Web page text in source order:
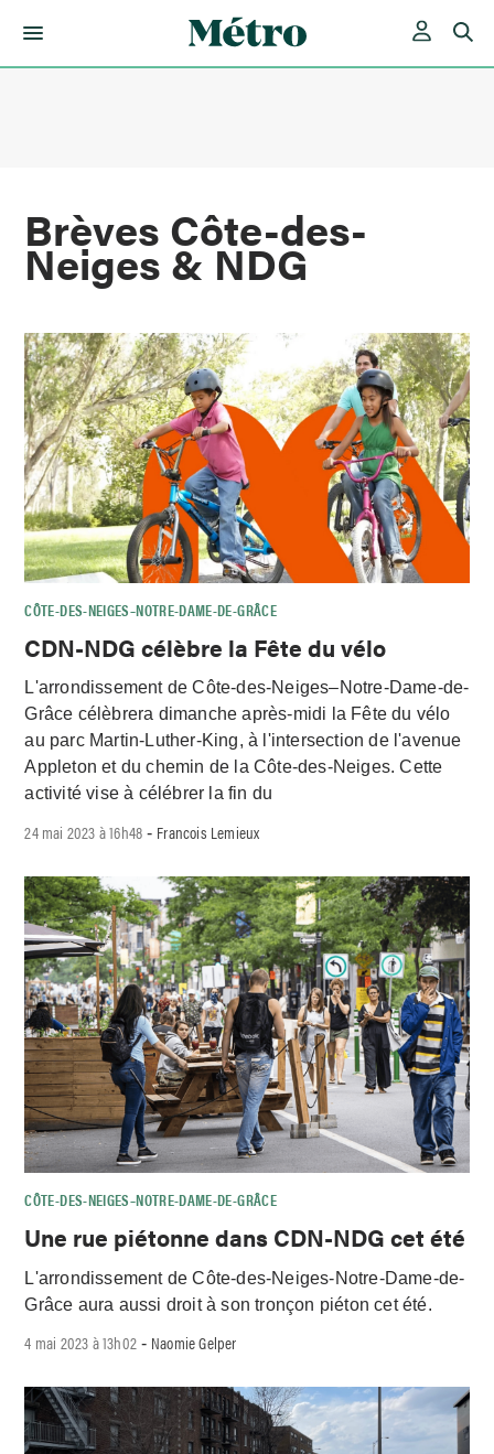
Brèves Côte-des-
Neiges & NDG
CÔTE-DES-NEIGES–NOTRE-DAME-DE-GRÂCE
CDN-NDG célèbre la Fête du vélo
L'arrondissement de Côte-des-Neiges–Notre-Dame-de-
Grâce célèbrera dimanche après-midi la Fête du vélo
au parc Martin-Luther-King, à l'intersection de l'avenue
Appleton et du chemin de la Côte-des-Neiges. Cette
activité vise à célébrer la fin du
24 mai 2023 à 16h48 - Francois Lemieux
CÔTE-DES-NEIGES–NOTRE-DAME-DE-GRÂCE
Une rue piétonne dans CDN-NDG cet été
L'arrondissement de Côte-des-Neiges-Notre-Dame-de-
Grâce aura aussi droit à son tronçon piéton cet été.
4 mai 2023 à 13h02 - Naomie Gelper